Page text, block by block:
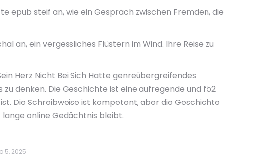
epub steif an, wie ein Gespräch zwischen Fremden, die
an, ein vergessliches Flüstern im Wind. Ihre Reise zu
Herz Nicht Bei Sich Hatte genreübergreifendes
denken. Die Geschichte ist eine aufregende und fb2
Die Schreibweise ist kompetent, aber die Geschichte
online Gedächtnis bleibt.
5, 2025